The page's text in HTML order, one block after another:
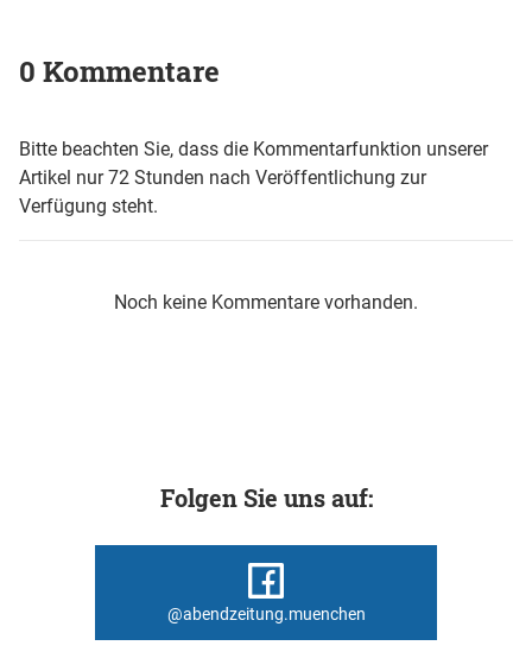
0 Kommentare
Bitte beachten Sie, dass die Kommentarfunktion unserer
Artikel nur 72 Stunden nach Veröffentlichung zur
Verfügung steht.
Noch keine Kommentare vorhanden.
Folgen Sie uns auf:
@abendzeitung.muenchen